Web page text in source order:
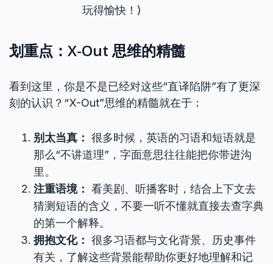
玩得愉快！)
划重点：X-Out 思维的精髓
看到这里，你是不是已经对这些“直译陷阱”有了更深
刻的认识？“X-Out”思维的精髓就在于：
别太当真： 很多时候，英语的习语和短语就是
那么“不讲道理”，字面意思往往能把你带进沟
里。
注重语境： 看美剧、听播客时，结合上下文去
猜测短语的含义，不要一听不懂就直接去查字典
的第一个解释。
拥抱文化： 很多习语都与文化背景、历史事件
有关，了解这些背景能帮助你更好地理解和记